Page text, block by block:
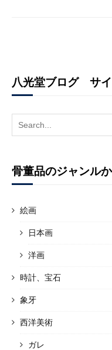
八光堂ブログ サ
Search
for:
骨董品のジャンル
絵画
日本画
洋画
時計、宝石
象牙
西洋美術
ガレ